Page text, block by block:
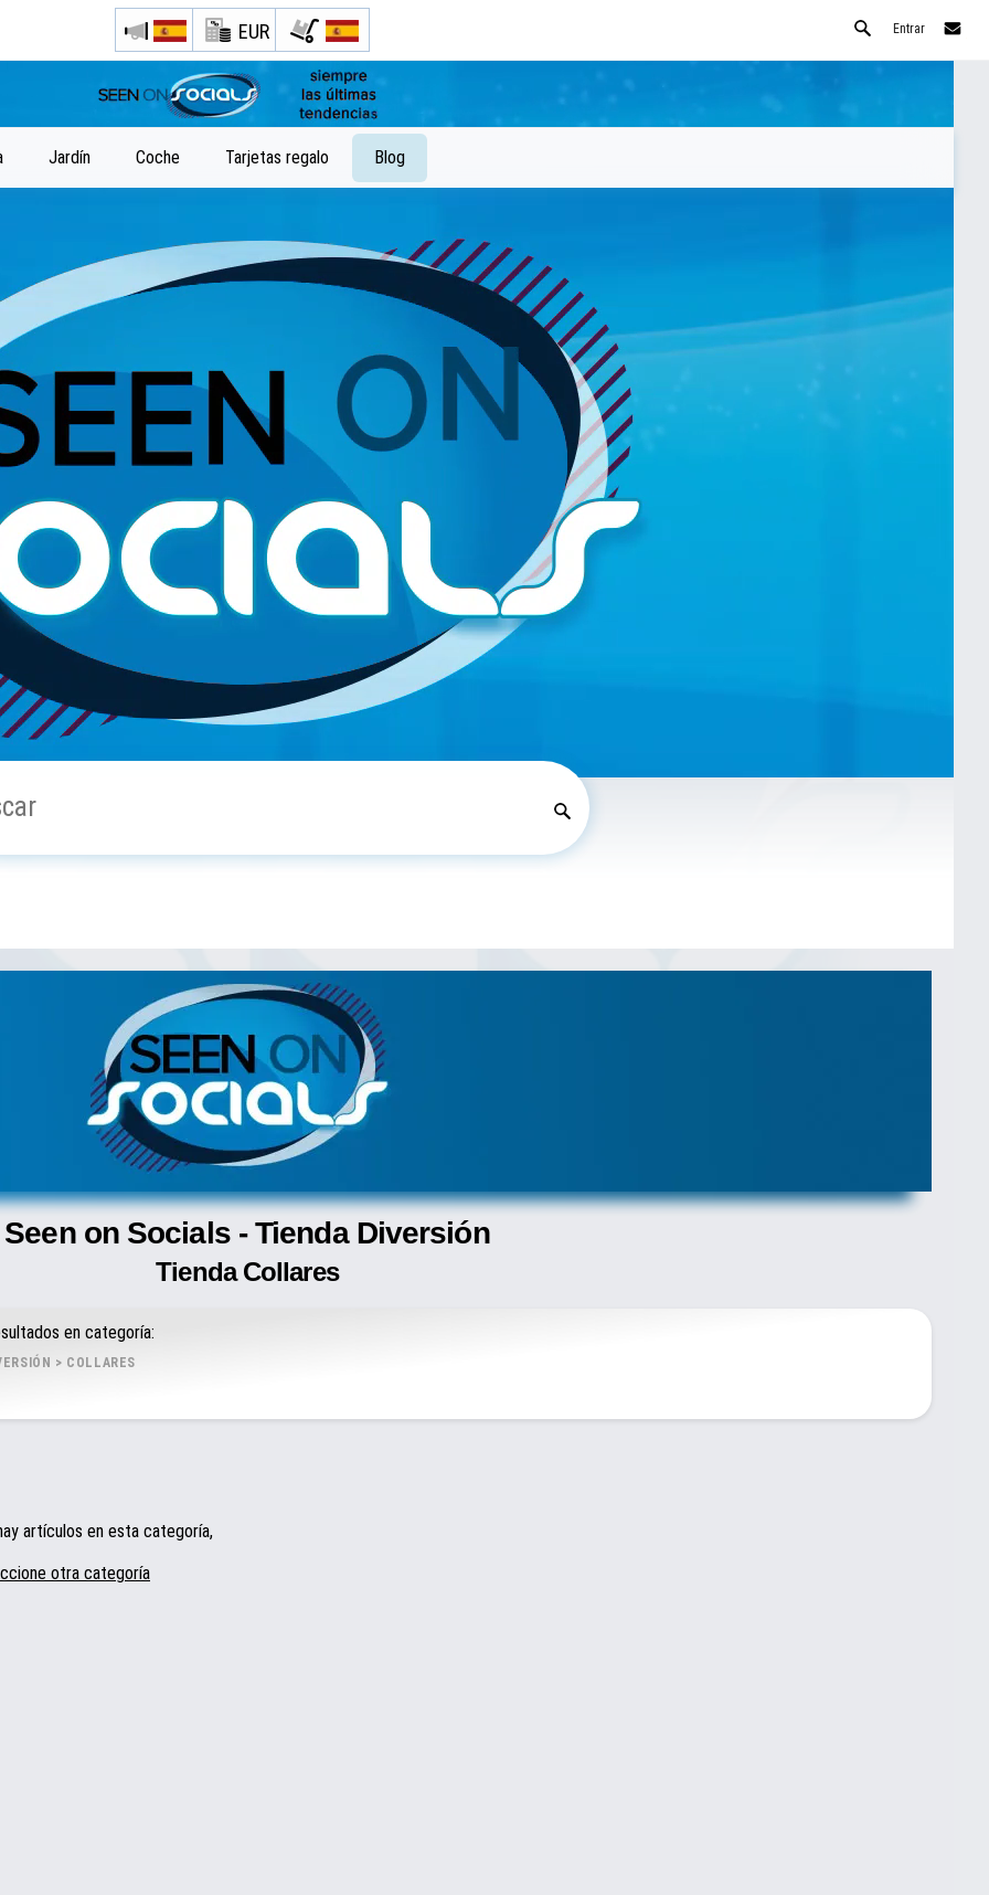
EUR Entrar
Jardín Coche Tarjetas regalo Blog
Seen on Socials - Tienda Diversión
Tienda Collares
en categoría:
> COLLARES
artículos en esta categoría,
otra categoría
Abre tu menú de Safari.
o toque el botón de safari como se muestra a la izquierda